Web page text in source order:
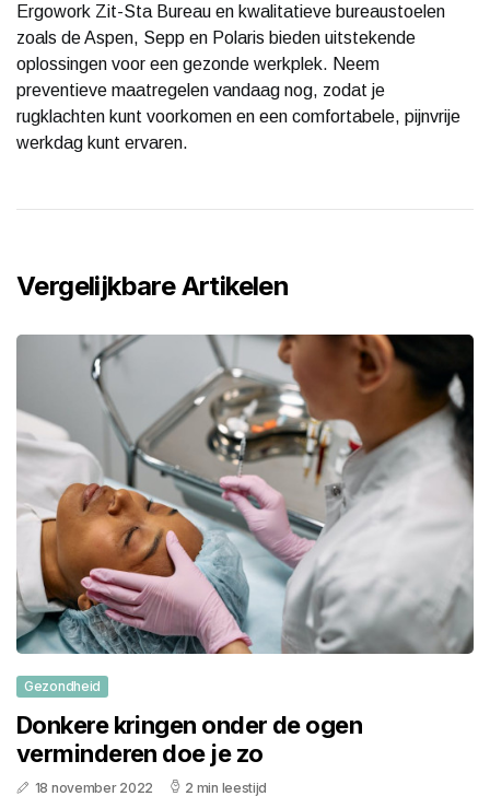
Ergowork Zit-Sta Bureau en kwalitatieve bureaustoelen
zoals de Aspen, Sepp en Polaris bieden uitstekende
oplossingen voor een gezonde werkplek. Neem
preventieve maatregelen vandaag nog, zodat je
rugklachten kunt voorkomen en een comfortabele, pijnvrije
werkdag kunt ervaren.
Vergelijkbare Artikelen
Gezondheid
Donkere kringen onder de ogen
verminderen doe je zo
18 november 2022 2 min leestijd